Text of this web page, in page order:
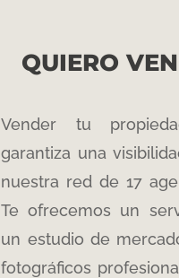
QUIERO
Vender tu
garantiza una
nuestra red de 17
Te ofrecemos un
un estudio de
fotográficos